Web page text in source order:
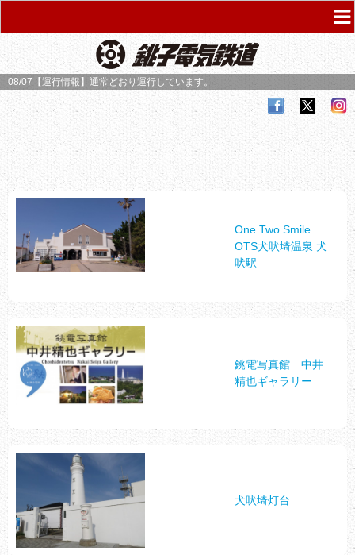
08/07【運行情報】 通常どおり運行しています。
One Two Smile
OTS犬吠埼温泉 犬
吠駅
銚電写真館 中井
精也ギャラリー
犬吠埼灯台